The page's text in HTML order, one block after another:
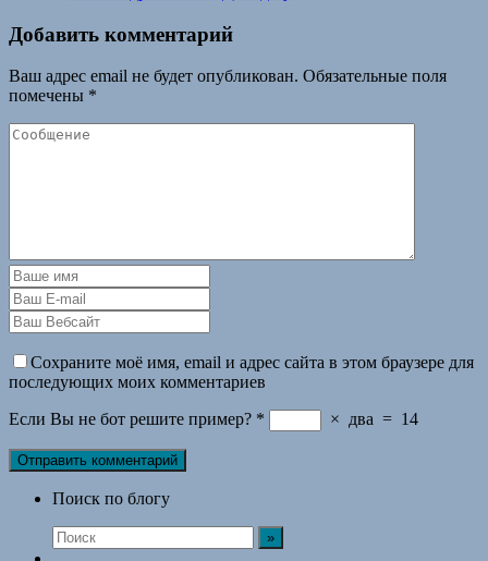
Добавить комментарий
Ваш адрес email не будет опубликован. Обязательные поля
помечены *
Сохраните моё имя, email и адрес сайта в этом браузере для
последующих моих комментариев
Если Вы не бот решите пример? * × два = 14
Поиск по блогу